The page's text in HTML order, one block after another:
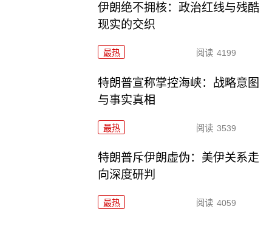
伊朗绝不拥核：政治红线与残酷
现实的交织
最热 阅读 4199
特朗普宣称掌控海峡：战略意图
与事实真相
最热 阅读 3539
特朗普斥伊朗虚伪：美伊关系走
向深度研判
最热 阅读 4059